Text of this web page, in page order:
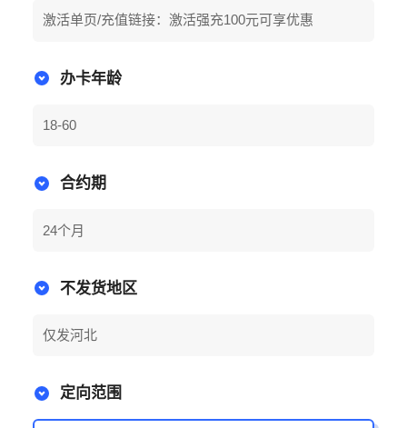
激活单页/充值链接：激活强充100元可享优惠
办卡年龄
18-60
合约期
24个月
不发货地区
仅发河北
定向范围